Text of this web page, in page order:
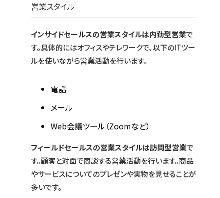
営業スタイル
インサイドセールスの営業スタイルは内勤型営業で
す。具体的にはオフィスやテレワークで、以下のITツー
ルを使いながら営業活動を行います。
電話
メール
Web会議ツール（Zoomなど）
フィールドセールスの営業スタイルは訪問型営業で
す。顧客と対面で商談する営業活動を行います。商品
やサービスについてのプレゼンや実物を見せることが
多いです。